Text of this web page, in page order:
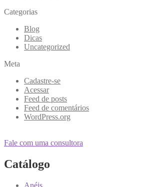
Categorias
Blog
Dicas
Uncategorized
Meta
Cadastre-se
Acessar
Feed de posts
Feed de comentários
WordPress.org
Fale com uma consultora
Catálogo
Anéis